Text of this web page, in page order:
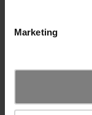
Marketing